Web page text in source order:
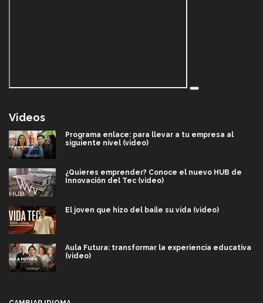
Videos
Programa enlace: para llevar a tu empresa al
siguiente nivel (video)
¿Quieres emprender? Conoce el nuevo HUB de
Innovación del Tec (video)
El joven que hizo del baile su vida (video)
Aula Futura: transformar la experiencia educativa
(video)